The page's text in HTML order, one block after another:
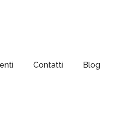
Contatti Blog